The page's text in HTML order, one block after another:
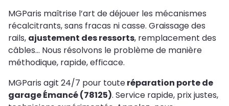
MGParis maîtrise l’art de déjouer les mécanismes
récalcitrants, sans fracas ni casse. Graissage des
rails, ajustement des ressorts, remplacement des
câbles… Nous résolvons le problème de manière
méthodique, rapide, efficace.
MGParis agit 24/7 pour touteréparation porte de
garage Émancé (78125). Service rapide, prix justes,